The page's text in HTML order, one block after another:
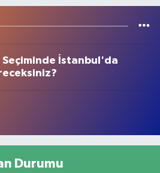
Seçiminde İstanbul'da
Durumu